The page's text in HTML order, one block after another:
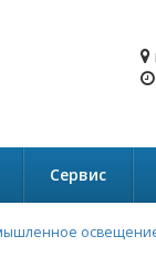
Сервис